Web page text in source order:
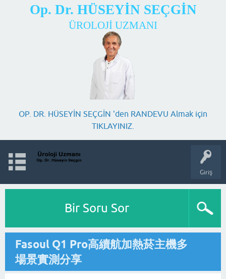
Op. Dr. HÜSEYİN SEÇGİN
ÜROLOJİ UZMANI
OP. DR. HÜSEYİN SEÇGİN 'den RANDEVU Almak için
TIKLAYINIZ.
Giriş
Bir Soru Sor
Fasoul Q1 Pro高續航加熱菸主機多
場景實測分享